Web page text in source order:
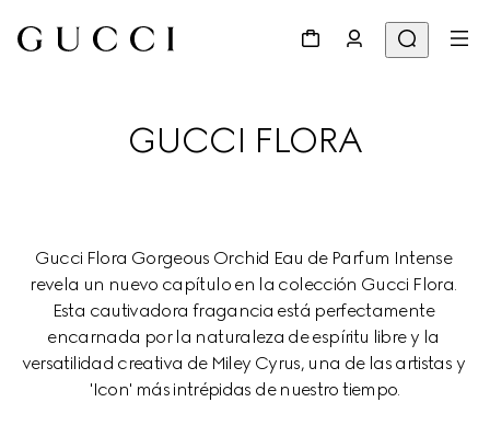
GUCCI FLORA
Gucci Flora Gorgeous Orchid Eau de Parfum Intense
revela un nuevo capítulo en la colección Gucci Flora.
Esta cautivadora fragancia está perfectamente
encarnada por la naturaleza de espíritu libre y la
versatilidad creativa de Miley Cyrus, una de las artistas y
'Icon' más intrépidas de nuestro tiempo.